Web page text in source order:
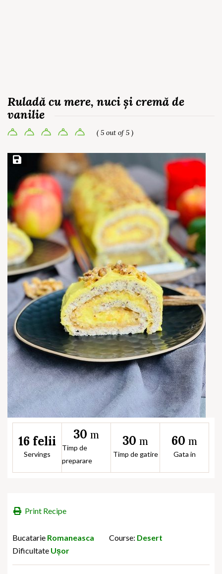
Ruladă cu mere, nuci și cremă de
vanilie
( 5 out of 5 )
Save Recipe
16 felii
Servings
30 m
Timp de
preparare
30 m
Timp de gatire
60 m
Gata in
Print Recipe
Bucatarie Romaneasca Course: Desert
Dificultate Ușor